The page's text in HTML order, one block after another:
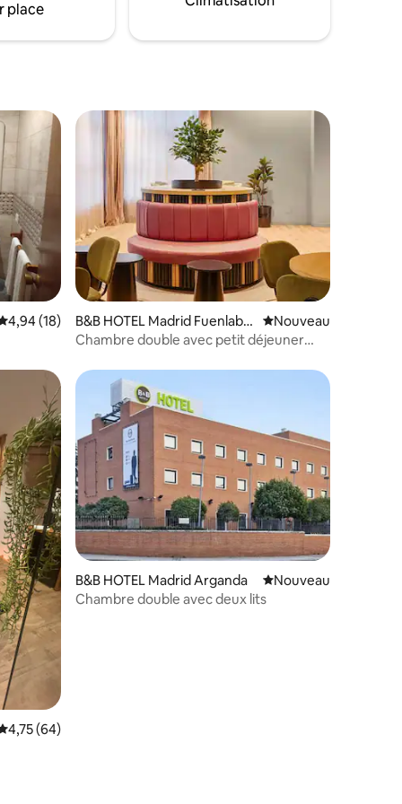
place
: 4,65 sur 5
moyenne sur la base de 18 commentaires : 4,94 sur 5
4,94 (18)
B&B HOTEL Madrid Fuenlabra
da
Nouvel hébergement
Nouveau
Chambre double avec petit déjeuner
: 4,6 sur 5
moyenne sur la base de 64 commentaires : 4,75 sur 5
4,75 (64)
B&B HOTEL Madrid Arganda Nouvel hébergement
Nouveau
Chambre double avec deux lits